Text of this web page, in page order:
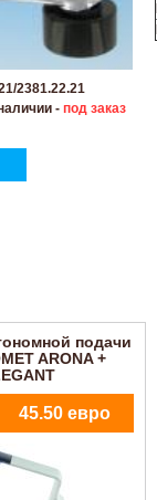
2381.22.21
- под заказ
подачи
ARONA +
45.50 евро